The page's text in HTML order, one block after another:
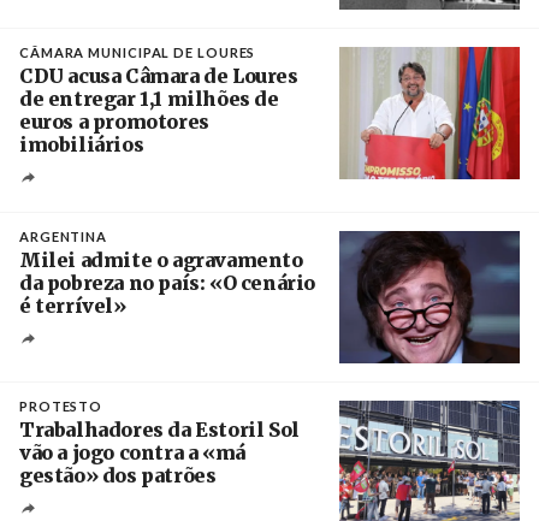
CÂMARA MUNICIPAL DE LOURES
CDU acusa Câmara de Loures
de entregar 1,1 milhões de
euros a promotores
imobiliários
ARGENTINA
Milei admite o agravamento
da pobreza no país: «O cenário
é terrível»
PROTESTO
Trabalhadores da Estoril Sol
vão a jogo contra a «má
gestão» dos patrões